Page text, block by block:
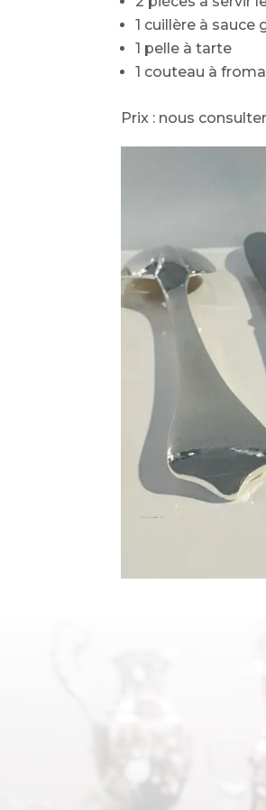
1 cuillère à sauce
1 pelle à tarte
1 couteau à
Prix : nous consulter